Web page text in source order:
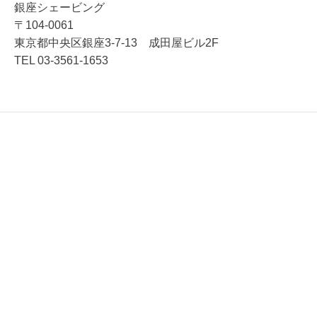
銀座シェービング
〒104-0061
東京都中央区銀座3-7-13 成田屋ビル2F
TEL 03-3561-1653